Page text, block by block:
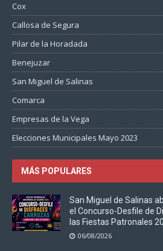
Cox
Callosa de Segura
Pilar de la Horadada
Benejuzar
San Miguel de Salinas
Comarca
Empresas de la Vega
Elecciones Municipales Mayo 2023
MÁS POPULARES
San Miguel de Salinas
el Concurso-Desfile de
las Fiestas Patronales
06/08/2026